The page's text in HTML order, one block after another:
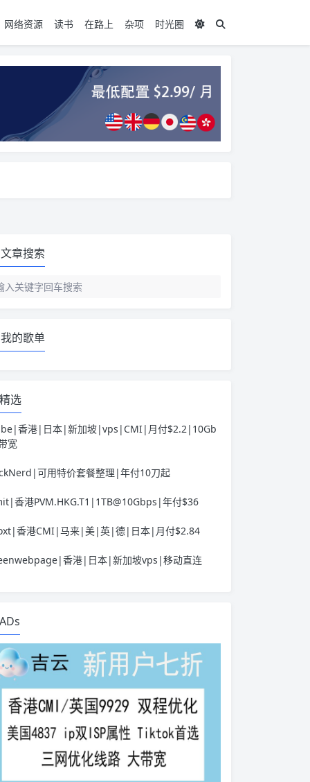
网络资源 读书 在路上 杂项 时光圈
文章搜索
我的歌单
精选
香港|日本|新加坡|vps|CMI|月付$2.2|10Gb
宽
可用特价套餐整理|年付10刀起
香港PVM.HKG.T1|1TB@10Gbps|年付$36
香港CMI|马来|美|英|德|日本|月付$2.84
香港|日本|新加坡vps|移动直连
ADs